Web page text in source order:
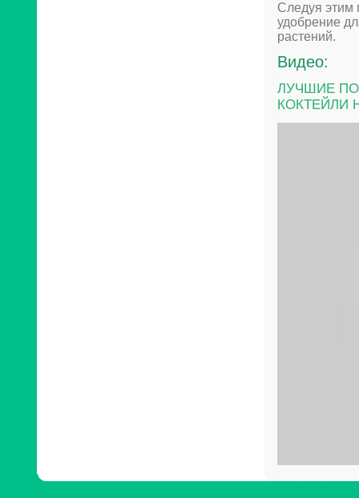
Следуя этим
удобрение
растений.
Видео:
ЛУЧШИЕ
КОКТЕЙЛИ